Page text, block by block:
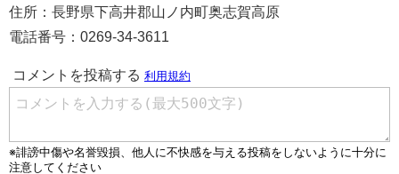
住所：長野県下高井郡山ノ内町奥志賀高原
電話番号：0269-34-3611